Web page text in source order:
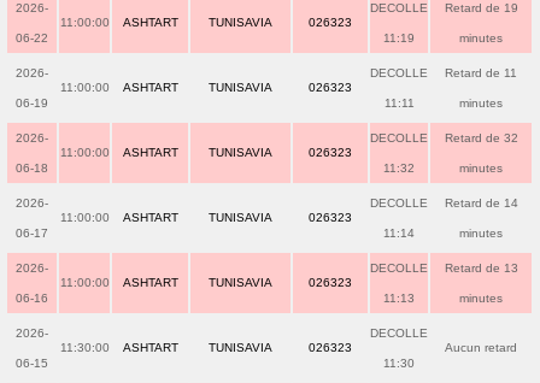
2026-
06-22
11:00:00 ASHTART TUNISAVIA 026323
DECOLLE
11:19
Retard de 19
minutes
2026-
06-19
11:00:00 ASHTART TUNISAVIA 026323
DECOLLE
11:11
Retard de 11
minutes
2026-
06-18
11:00:00 ASHTART TUNISAVIA 026323
DECOLLE
11:32
Retard de 32
minutes
2026-
06-17
11:00:00 ASHTART TUNISAVIA 026323
DECOLLE
11:14
Retard de 14
minutes
2026-
06-16
11:00:00 ASHTART TUNISAVIA 026323
DECOLLE
11:13
Retard de 13
minutes
2026-
06-15
11:30:00 ASHTART TUNISAVIA 026323
DECOLLE
11:30
Aucun retard